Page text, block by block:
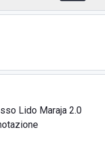
Lido Maraja 2.0